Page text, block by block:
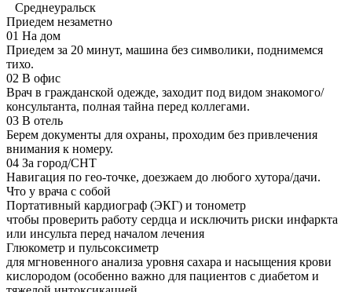
Среднеуральск
Приедем незаметно
01 На дом
Приедем за 20 минут, машина без символики, поднимемся
тихо.
02 В офис
Врач в гражданской одежде, заходит под видом знакомого/
консультанта, полная тайна перед коллегами.
03 В отель
Берем документы для охраны, проходим без привлечения
внимания к номеру.
04 За город/СНТ
Навигация по гео-точке, доезжаем до любого хутора/дачи.
Что у врача с собой
Портативный кардиограф (ЭКГ) и тонометр
чтобы проверить работу сердца и исключить риски инфаркта
или инсульта перед началом лечения
Глюкометр и пульсоксиметр
для мгновенного анализа уровня сахара и насыщения крови
кислородом (особенно важно для пациентов с диабетом и